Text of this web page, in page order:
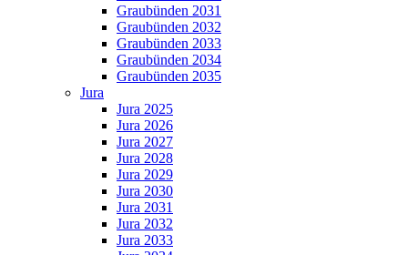
Graubünden 2031
Graubünden 2032
Graubünden 2033
Graubünden 2034
Graubünden 2035
Jura
Jura 2025
Jura 2026
Jura 2027
Jura 2028
Jura 2029
Jura 2030
Jura 2031
Jura 2032
Jura 2033